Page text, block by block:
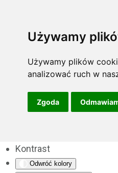
Używamy
Używamy plików
analizować ruch w
Zgoda
Kontrast
Odwróć kolory